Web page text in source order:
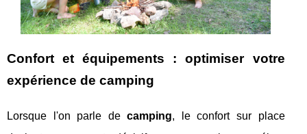
Confort et équipements : optimiser votre
expérience de camping
Lorsque l'on parle decamping, le confort sur place